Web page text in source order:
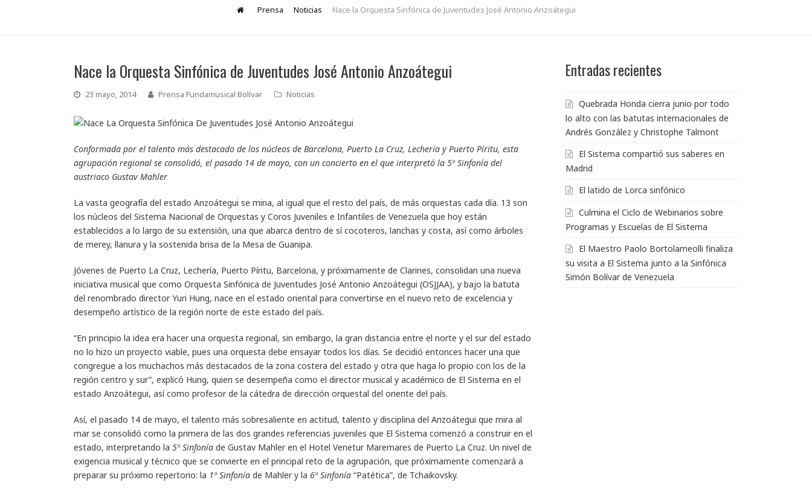
Prensa Noticias Nace la Orquesta Sinfónica de Juventudes José Antonio Anzoátegui
Nace la Orquesta Sinfónica de Juventudes José Antonio Anzoátegui
23 mayo, 2014 Prensa Fundamusical Bolívar Noticias
Conformada por el talento más destacado de los núcleos de Barcelona, Puerto La Cruz, Lechería y Puerto Píritu, esta
agrupación regional se consolidó, el pasado 14 de mayo, con un concierto en el que interpretó la 5º Sinfonía del
austriaco Gustav Mahler
La vasta geografía del estado Anzoátegui se mina, al igual que el resto del país, de más orquestas cada día. 13 son
los núcleos del Sistema Nacional de Orquestas y Coros Juveniles e Infantiles de Venezuela que hoy están
establecidos a lo largo de su extensión, una que abarca dentro de sí cocoteros, lanchas y costa, así como árboles
de merey, llanura y la sostenida brisa de la Mesa de Guanipa.
Jóvenes de Puerto La Cruz, Lechería, Puerto Píritu, Barcelona, y próximamente de Clarines, consolidan una nueva
iniciativa musical que como Orquesta Sinfónica de Juventudes José Antonio Anzoátegui (OSJJAA), y bajo la batuta
del renombrado director Yuri Hung, nace en el estado oriental para convertirse en el nuevo reto de excelencia y
desempeño artístico de la región norte de este estado del país.
“En principio la idea era hacer una orquesta regional, sin embargo, la gran distancia entre el norte y el sur del estado
no lo hizo un proyecto viable, pues una orquesta debe ensayar todos los días. Se decidió entonces hacer una que
congregue a los muchachos más destacados de la zona costera del estado y otra que haga lo propio con los de la
región centro y sur”, explicó Hung, quien se desempeña como el director musical y académico de El Sistema en el
estado Anzoátegui, así como profesor de la cátedra de dirección orquestal del oriente del país.
Así, el pasado 14 de mayo, el talento más sobresaliente en actitud, talento y disciplina del Anzoátegui que mira al
mar se consolidó como la primera de las dos grandes referencias juveniles que El Sistema comenzó a construir en el
estado, interpretando la 5º Sinfonía de Gustav Mahler en el Hotel Venetur Maremares de Puerto La Cruz. Un nivel de
exigencia musical y técnico que se convierte en el principal reto de la agrupación, que próximamente comenzará a
preparar su próximo repertorio: la 1º Sinfonía de Mahler y la 6º Sinfonía “Patética”, de Tchaikovsky.
Entradas recientes
Quebrada Honda cierra junio por todo
lo alto con las batutas internacionales de
Andrés González y Christophe Talmont
El Sistema compartió sus saberes en
Madrid
El latido de Lorca sinfónico
Culmina el Ciclo de Webinarios sobre
Programas y Escuelas de El Sistema
El Maestro Paolo Bortolameolli finaliza
su visita a El Sistema junto a la Sinfónica
Simón Bolívar de Venezuela